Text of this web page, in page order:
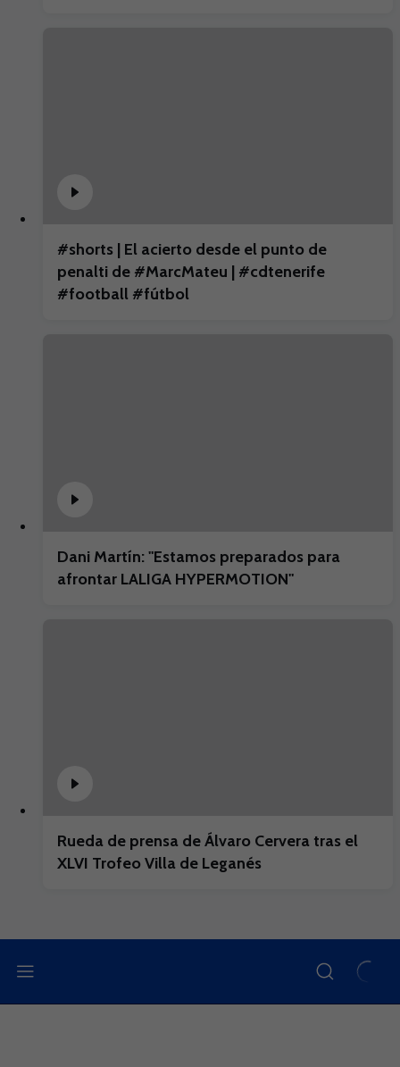
#shorts | El acierto desde el punto de
penalti de #MarcMateu | #cdtenerife
#football #fútbol
Dani Martín: "Estamos preparados para
afrontar LALIGA HYPERMOTION"
Rueda de prensa de Álvaro Cervera tras el
XLVI Trofeo Villa de Leganés